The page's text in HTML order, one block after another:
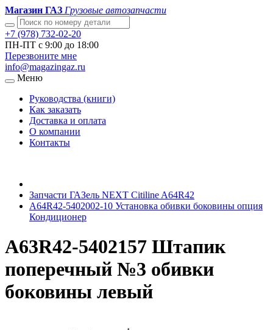
Магазин ГАЗ Грузовые автозапчасти
+7 (978) 732-02-20
ПН-ПТ с 9:00 до 18:00
Перезвоните мне
info@magazingaz.ru
Меню
Руководства (книги)
Как заказать
Доставка и оплата
О компании
Контакты
Запчасти ГАЗель NEXT Citiline A64R42
A64R42-5402002-10 Установка обивки боковины опция
Кондиционер
А63R42-5402157 Штапик
поперечный №3 обивки
боковины левый